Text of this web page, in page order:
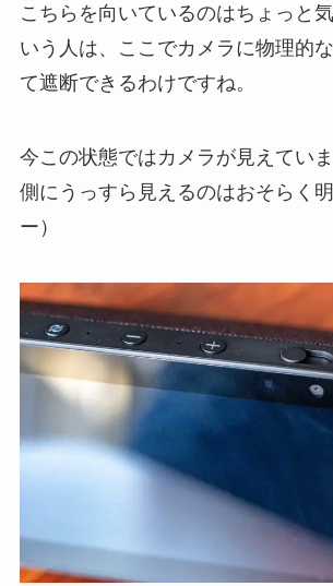
こちらを向いているのはちょっと
いう人は、ここでカメラに物理的
て遮断できるわけですね。
今この状態ではカメラが見えてい
側にうっすら見えるのはおそらく
ー）